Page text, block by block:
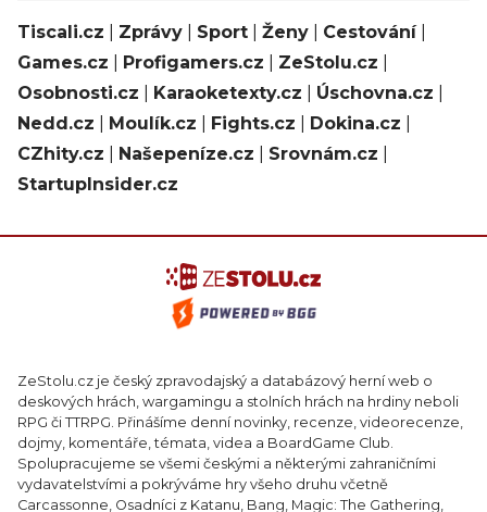
Tiscali.cz Zprávy Sport Ženy Cestování|
Games.cz
Profigamers.cz ZeStolu.cz
Osobnosti.cz
Karaoketexty.cz Úschovna.cz
Nedd.cz
Moulík.cz Fights.cz Dokina.cz
CZhity.cz
Našepeníze.cz Srovnám.cz
StartupInsider.cz
ZeStolu.cz je český zpravodajský a databázový herní web o
deskových hrách, wargamingu a stolních hrách na hrdiny neboli
RPG či TTRPG. Přinášíme denní novinky, recenze, videorecenze,
dojmy, komentáře, témata, videa a BoardGame Club.
Spolupracujeme se všemi českými a některými zahraničními
vydavatelstvími a pokrýváme hry všeho druhu včetně
Carcassonne, Osadníci z Katanu, Bang, Magic: The Gathering,